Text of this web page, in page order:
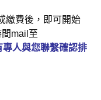
繳費後，即可開始
mail至
人與您聯繫確認排